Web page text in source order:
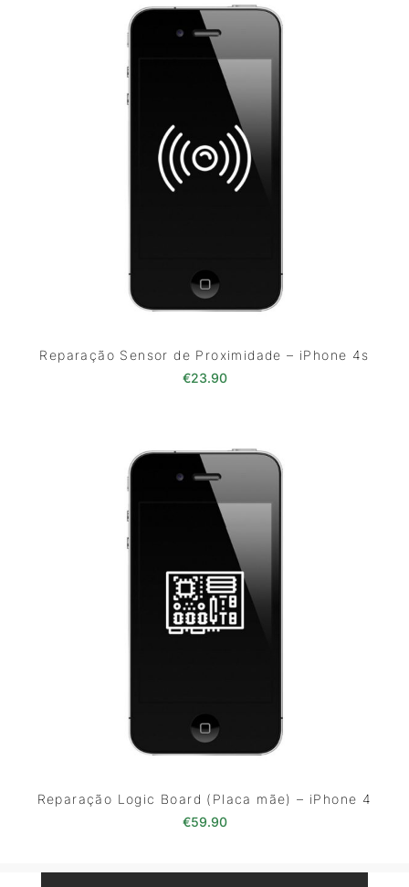
Reparação Sensor de Proximidade – iPhone 4s
€23.90
Reparação Logic Board (Placa mãe) – iPhone 4
€59.90